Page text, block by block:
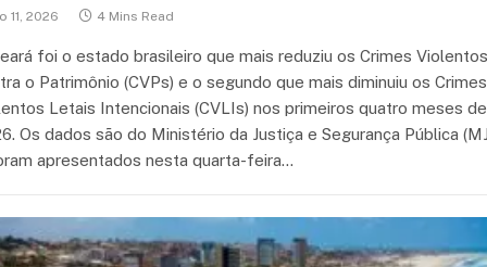
11, 2026 4 Mins Read
foi o estado brasileiro que mais reduziu os Crimes Violentos
o Patrimônio (CVPs) e o segundo que mais diminuiu os Crimes
Letais Intencionais (CVLIs) nos primeiros quatro meses de
Os dados são do Ministério da Justiça e Segurança Pública
apresentados nesta quarta-feira…